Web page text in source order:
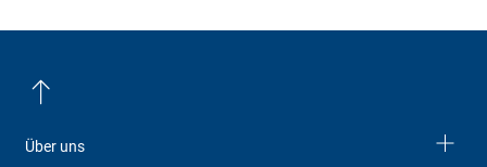
Über uns